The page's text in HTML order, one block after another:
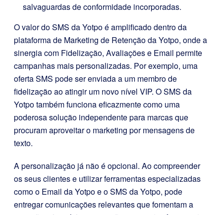
salvaguardas de conformidade incorporadas.
O valor do SMS da Yotpo é amplificado dentro da
plataforma de Marketing de Retenção da Yotpo, onde a
sinergia com Fidelização, Avaliações e Email permite
campanhas mais personalizadas. Por exemplo, uma
oferta SMS pode ser enviada a um membro de
fidelização ao atingir um novo nível VIP. O SMS da
Yotpo também funciona eficazmente como uma
poderosa solução independente para marcas que
procuram aproveitar o marketing por mensagens de
texto.
A personalização já não é opcional. Ao compreender
os seus clientes e utilizar ferramentas especializadas
como o Email da Yotpo e o SMS da Yotpo, pode
entregar comunicações relevantes que fomentam a